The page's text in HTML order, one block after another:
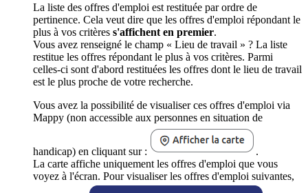
La liste des offres d'emploi est restituée par ordre de
pertinence. Cela veut dire que les offres d'emploi répondant le
plus à vos critères s'affichent en premier.
Vous avez renseigné le champ « Lieu de travail » ? La liste
restitue les offres répondant le plus à vos critères. Parmi
celles-ci sont d'abord restituées les offres dont le lieu de travail
est le plus proche de votre recherche.
Vous avez la possibilité de visualiser ces offres d'emploi via
Mappy (non accessible aux personnes en situation de
handicap) en cliquant sur :
.
La carte affiche uniquement les offres d'emploi que vous
voyez à l'écran. Pour visualiser les offres d'emploi suivantes,